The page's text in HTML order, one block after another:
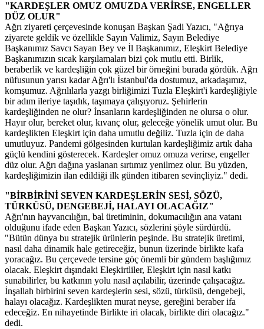
"KARDEŞLER OMUZ OMUZDA VERİRSE, ENGELLER
DÜZ OLUR"
Ağrı ziyareti çerçevesinde konuşan Başkan Şadi Yazıcı, "Ağrıya
ziyarete geldik ve özellikle Sayın Valimiz, Sayın Belediye
Başkanımız Savcı Sayan Bey ve İl Başkanımız, Eleşkirt Belediye
Başkanımızın sıcak karşılamaları bizi çok mutlu etti. Birlik,
beraberlik ve kardeşliğin çok güzel bir örneğini burada gördük. Ağrı
nüfusunun yarısı kadar Ağrı'lı İstanbul'da dostumuz, arkadaşımız,
komşumuz. Ağrılılarla yazgı birliğimizi Tuzla Eleşkirt'i kardeşliğiyle
bir adım ileriye taşıdık, taşımaya çalışıyoruz. Şehirlerin
kardeşliğinden ne olur? İnsanların kardeşliğinden ne olursa o olur.
Hayır olur, bereket olur, kıvanç olur, geleceğe yönelik umut olur. Bu
kardeşlikten Eleşkirt için daha umutlu değiliz. Tuzla için de daha
umutluyuz. Pandemi gölgesinden kurtulan kardeşliğimiz artık daha
güçlü kendini gösterecek. Kardeşler omuz omuza verirse, engeller
düz olur. Ağrı dağına yaslanan sırtımız yenilmez olur. Bu yüzden,
kardeşliğimizin ilan edildiği ilk günden itibaren sevinçliyiz." dedi.
"BİRBİRİNİ SEVEN KARDEŞLERİN SESİ, SÖZÜ,
TÜRKÜSÜ, DENGEBEJİ, HALAYI OLACAĞIZ"
Ağrı'nın hayvancılığın, bal üretiminin, dokumacılığın ana vatanı
olduğunu ifade eden Başkan Yazıcı, sözlerini şöyle sürdürdü.
"Bütün dünya bu stratejik ürünlerin peşinde. Bu stratejik üretimi,
nasıl daha dinamik hale getireceğiz, bunun üzerinde birlikte kafa
yoracağız. Bu çerçevede tersine göç önemli bir gündem başlığımız
olacak. Eleşkirt dışındaki Eleşkirtliler, Eleşkirt için nasıl katkı
sunabilirler, bu katkının yolu nasıl açılabilir, üzerinde çalışacağız.
İnşallah birbirini seven kardeşlerin sesi, sözü, türküsü, dengebeji,
halayı olacağız. Kardeşlikten murat neyse, gereğini beraber ifa
edeceğiz. En nihayetinde Birlikte iri olacak, birlikte diri olacağız."
dedi.